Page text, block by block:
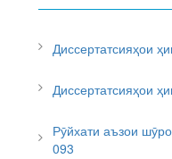
Диссертатсияҳои
Диссертатсияҳои
Рӯйхати аъзои
093